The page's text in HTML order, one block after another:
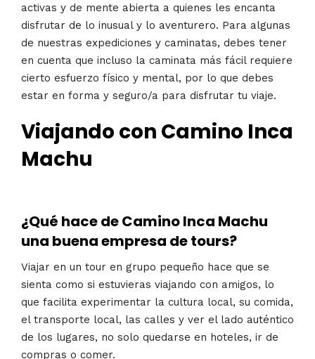
activas y de mente abierta a quienes les encanta
disfrutar de lo inusual y lo aventurero. Para algunas
de nuestras expediciones y caminatas, debes tener
en cuenta que incluso la caminata más fácil requiere
cierto esfuerzo físico y mental, por lo que debes
estar en forma y seguro/a para disfrutar tu viaje.
Viajando con Camino Inca
Machu
¿Qué hace de Camino Inca Machu
una buena empresa de tours?
Viajar en un tour en grupo pequeño hace que se
sienta como si estuvieras viajando con amigos, lo
que facilita experimentar la cultura local, su comida,
el transporte local, las calles y ver el lado auténtico
de los lugares, no solo quedarse en hoteles, ir de
compras o comer.